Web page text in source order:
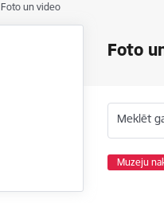
Foto un video
Foto
Meklēt
Muzeju